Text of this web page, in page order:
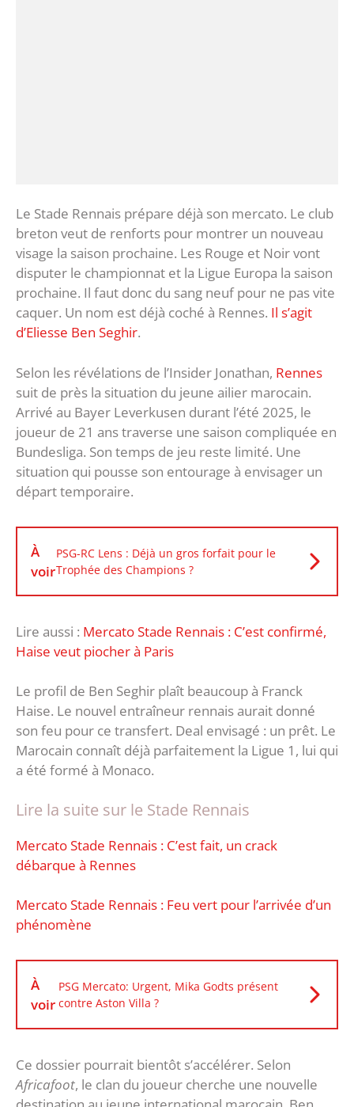
Le Stade Rennais prépare déjà son mercato. Le club
breton veut de renforts pour montrer un nouveau
visage la saison prochaine. Les Rouge et Noir vont
disputer le championnat et la Ligue Europa la saison
prochaine. Il faut donc du sang neuf pour ne pas vite
caquer. Un nom est déjà coché à Rennes. Il s’agit
d’Eliesse Ben Seghir.
Selon les révélations de l’Insider Jonathan, Rennes
suit de près la situation du jeune ailier marocain.
Arrivé au Bayer Leverkusen durant l’été 2025, le
joueur de 21 ans traverse une saison compliquée en
Bundesliga. Son temps de jeu reste limité. Une
situation qui pousse son entourage à envisager un
départ temporaire.
À
voir
PSG-RC Lens : Déjà un gros forfait pour le
Trophée des Champions ?
Lire aussi : Mercato Stade Rennais : C’est confirmé,
Haise veut piocher à Paris
Le profil de Ben Seghir plaît beaucoup à Franck
Haise. Le nouvel entraîneur rennais aurait donné
son feu pour ce transfert. Deal envisagé : un prêt. Le
Marocain connaît déjà parfaitement la Ligue 1, lui qui
a été formé à Monaco.
Lire la suite sur le Stade Rennais
Mercato Stade Rennais : C’est fait, un crack
débarque à Rennes
Mercato Stade Rennais : Feu vert pour l’arrivée d’un
phénomène
À
voir
PSG Mercato: Urgent, Mika Godts présent
contre Aston Villa ?
Ce dossier pourrait bientôt s’accélérer. Selon
Africafoot, le clan du joueur cherche une nouvelle